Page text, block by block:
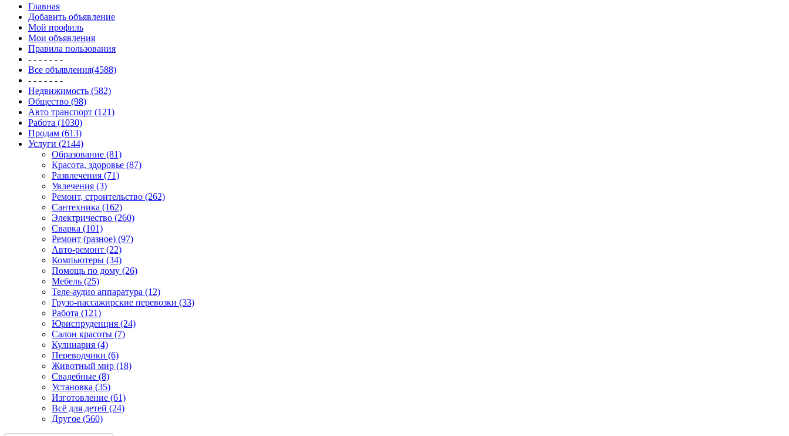
Главная
Добавить объявление
Мой профиль
Мои объявления
Правила пользования
- - - - - - -
Все объявления(4588)
- - - - - - -
Недвижимость (582)
Общество (98)
Авто транспорт (121)
Работа (1030)
Продам (613)
Услуги (2144)
Образование (81)
Красота, здоровье (87)
Развлечения (71)
Увлечения (3)
Ремонт, строительство (262)
Сантехника (162)
Электричество (260)
Сварка (101)
Ремонт (разное) (97)
Авто-ремонт (22)
Компьютеры (34)
Помощь по дому (26)
Мебель (25)
Теле-аудио аппаратура (12)
Грузо-пассажирские перевозки (33)
Работа (121)
Юриспруденция (24)
Салон красоты (7)
Кулинария (4)
Переводчики (6)
Животный мир (18)
Свадебные (8)
Установка (35)
Изготовление (61)
Всё для детей (24)
Другое (560)